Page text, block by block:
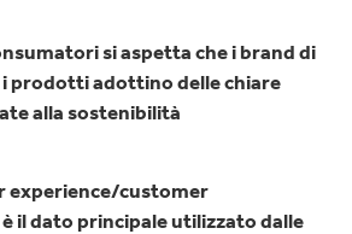
si aspetta che i brand di
i prodotti adottino delle chiare
alla sostenibilità
experience/customer
il dato principale utilizzato dalle